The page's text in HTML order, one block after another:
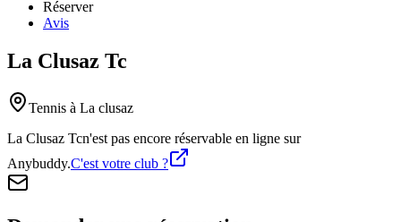
Réserver
Avis
La Clusaz Tc
Tennis à La clusaz
La Clusaz Tcn'est pas encore réservable en ligne sur
Anybuddy.C'est votre club ?